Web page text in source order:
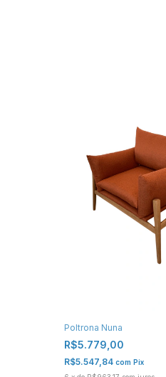
Poltrona Nuna
R$5.779,00
R$5.547,84 com Pix